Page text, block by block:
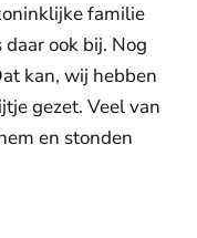
familie
ook bij. Nog
kan, wij hebben
gezet. Veel van
en stonden